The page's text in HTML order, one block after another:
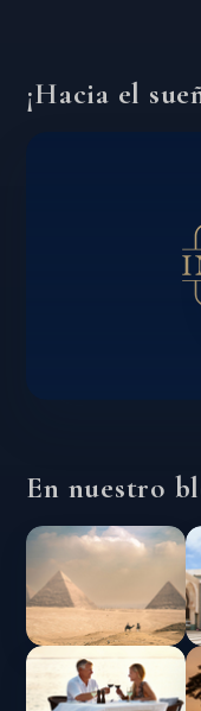
¡Hacia el
En nuestro